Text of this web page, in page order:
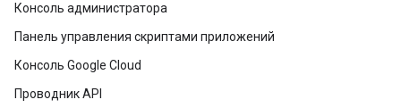
Консоль администратора
Панель управления скриптами приложений
Консоль Google Cloud
Проводник API